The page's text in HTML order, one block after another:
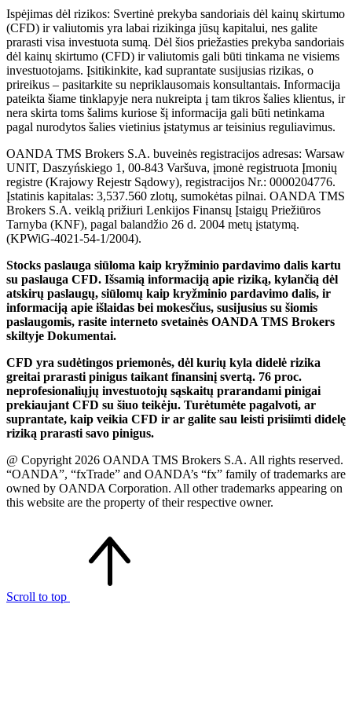
Ispėjimas dėl rizikos: Svertinė prekyba sandoriais dėl kainų skirtumo
(CFD) ir valiutomis yra labai rizikinga jūsų kapitalui, nes galite
prarasti visa investuota sumą. Dėl šios priežasties prekyba sandoriais
dėl kainų skirtumo (CFD) ir valiutomis gali būti tinkama ne visiems
investuotojams. Įsitikinkite, kad suprantate susijusias rizikas, o
prireikus – pasitarkite su nepriklausomais konsultantais. Informacija
pateikta šiame tinklapyje nera nukreipta į tam tikros šalies klientus, ir
nera skirta toms šalims kuriose šį informacija gali būti netinkama
pagal nurodytos šalies vietinius įstatymus ar teisinius reguliavimus.
OANDA TMS Brokers S.A. buveinės registracijos adresas: Warsaw
UNIT, Daszyńskiego 1, 00-843 Varšuva, įmonė registruota Įmonių
registre (Krajowy Rejestr Sądowy), registracijos Nr.: 0000204776.
Įstatinis kapitalas: 3,537.560 zlotų, sumokėtas pilnai. OANDA TMS
Brokers S.A. veiklą prižiuri Lenkijos Finansų Įstaigų Priežiūros
Tarnyba (KNF), pagal balandžio 26 d. 2004 metų įstatymą.
(KPWiG-4021-54-1/2004).
Stocks paslauga siūloma kaip kryžminio pardavimo dalis kartu
su paslauga CFD. Išsamią informaciją apie riziką, kylančią dėl
atskirų paslaugų, siūlomų kaip kryžminio pardavimo dalis, ir
informaciją apie išlaidas bei mokesčius, susijusius su šiomis
paslaugomis, rasite interneto svetainės OANDA TMS Brokers
skiltyje Dokumentai.
CFD yra sudėtingos priemonės, dėl kurių kyla didelė rizika
greitai prarasti pinigus taikant finansinį svertą. 76 proc.
neprofesionaliųjų investuotojų sąskaitų prarandami pinigai
prekiaujant CFD su šiuo teikėju. Turėtumėte pagalvoti, ar
suprantate, kaip veikia CFD ir ar galite sau leisti prisiimti didelę
riziką prarasti savo pinigus.
@ Copyright 2026 OANDA TMS Brokers S.A. All rights reserved.
“OANDA”, “fxTrade” and OANDA’s “fx” family of trademarks are
owned by OANDA Corporation. All other trademarks appearing on
this website are the property of their respective owner.
Scroll to top